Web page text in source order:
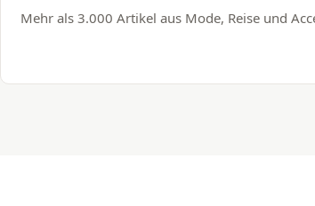
Mehr als 3.000 Artikel aus Mode, Reise und